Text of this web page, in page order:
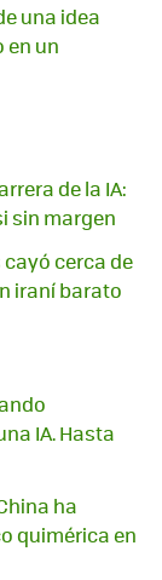
una idea
en un
de la IA:
sin margen
cerca de
iraní barato
IA. Hasta
ha
quimérica en